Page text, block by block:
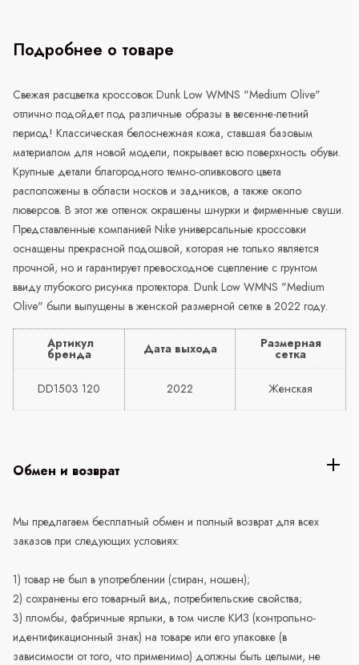
Подробнее о товаре
Свежая расцветка кроссовок Dunk Low WMNS "Medium Olive"
отлично подойдет под различные образы в весенне-летний
период! Классическая белоснежная кожа, ставшая базовым
материалом для новой модели, покрывает всю поверхность обуви.
Крупные детали благородного темно-оливкового цвета
расположены в области носков и задников, а также около
люверсов. В этот же оттенок окрашены шнурки и фирменные свуши.
Представленные компанией Nike универсальные кроссовки
оснащены прекрасной подошвой, которая не только является
прочной, но и гарантирует превосходное сцепление с грунтом
ввиду глубокого рисунка протектора. Dunk Low WMNS "Medium
Olive" были выпущены в женской размерной сетке в 2022 году.
Артикул
бренда Дата выхода Размерная
сетка
DD1503 120 2022 Женская
Обмен и возврат
Мы предлагаем бесплатный обмен и полный возврат для всех
заказов при следующих условиях:
1) товар не был в употреблении (стиран, ношен);
2) сохранены его товарный вид, потребительские свойства;
3) пломбы, фабричные ярлыки, в том числе КИЗ (контрольно-
идентификационный знак) на товаре или его упаковке (в
зависимости от того, что применимо) должны быть целыми, не